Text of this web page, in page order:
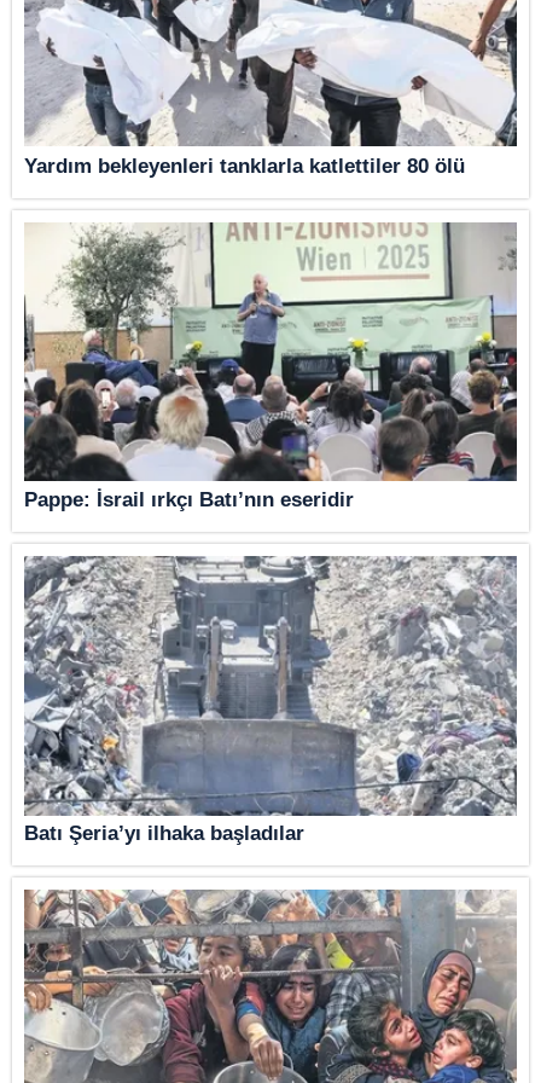
Yardım bekleyenleri tanklarla katlettiler 80 ölü
Pappe: İsrail ırkçı Batı’nın eseridir
Batı Şeria’yı ilhaka başladılar